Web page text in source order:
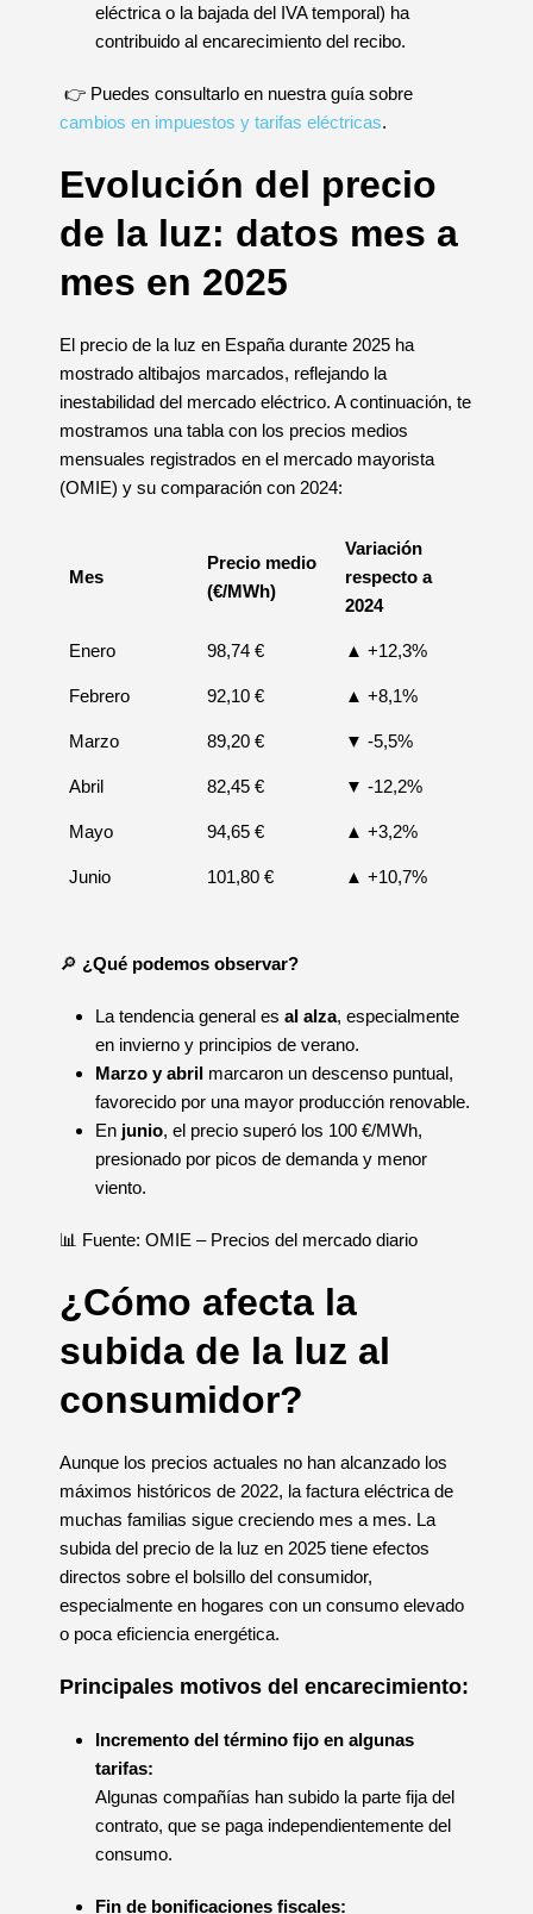
eléctrica o la bajada del IVA temporal) ha
contribuido al encarecimiento del recibo.
👉 Puedes consultarlo en nuestra guía sobre
cambios en impuestos y tarifas eléctricas.
Evolución del precio
de la luz: datos mes a
mes en 2025
El precio de la luz en España durante 2025 ha
mostrado altibajos marcados, reflejando la
inestabilidad del mercado eléctrico. A continuación, te
mostramos una tabla con los precios medios
mensuales registrados en el mercado mayorista
(OMIE) y su comparación con 2024:
Mes
Precio medio
(€/MWh)
Variación
respecto a
2024
Enero 98,74 € ▲ +12,3%
Febrero 92,10 € ▲ +8,1%
Marzo 89,20 € ▼ -5,5%
Abril 82,45 € ▼ -12,2%
Mayo 94,65 € ▲ +3,2%
Junio 101,80 € ▲ +10,7%
🔎 ¿Qué podemos observar?
La tendencia general es al alza, especialmente
en invierno y principios de verano.
Marzo y abril marcaron un descenso puntual,
favorecido por una mayor producción renovable.
En junio, el precio superó los 100 €/MWh,
presionado por picos de demanda y menor
viento.
📊 Fuente: OMIE – Precios del mercado diario
¿Cómo afecta la
subida de la luz al
consumidor?
Aunque los precios actuales no han alcanzado los
máximos históricos de 2022, la factura eléctrica de
muchas familias sigue creciendo mes a mes. La
subida del precio de la luz en 2025 tiene efectos
directos sobre el bolsillo del consumidor,
especialmente en hogares con un consumo elevado
o poca eficiencia energética.
Principales motivos del encarecimiento:
Incremento del término fijo en algunas
tarifas:
Algunas compañías han subido la parte fija del
contrato, que se paga independientemente del
consumo.
Fin de bonificaciones fiscales: